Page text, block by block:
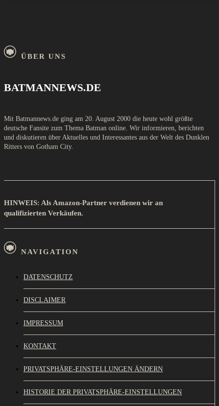
ÜBER UNS
BATMANNEWS.DE
Mit Batmannews.de ging am 20. August 2000 die heute wohl größte
deutsche Fansite zum Thema Batman online. Wir informieren, berichten
und diskutieren über Aktuelles und Interessantes aus der Welt des Dunklen
Ritters von Gotham City.
HINWEIS: Als Amazon-Partner verdienen wir an
qualifizierten Verkäufen.
NAVIGATION
DATENSCHUTZ
DISCLAIMER
IMPRESSUM
KONTAKT
PRIVATSPHÄRE-EINSTELLUNGEN ÄNDERN
HISTORIE DER PRIVATSPHÄRE-EINSTELLUNGEN